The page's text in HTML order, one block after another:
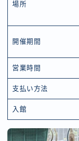
場所
開催期間
営業時間
支払い方法
入館